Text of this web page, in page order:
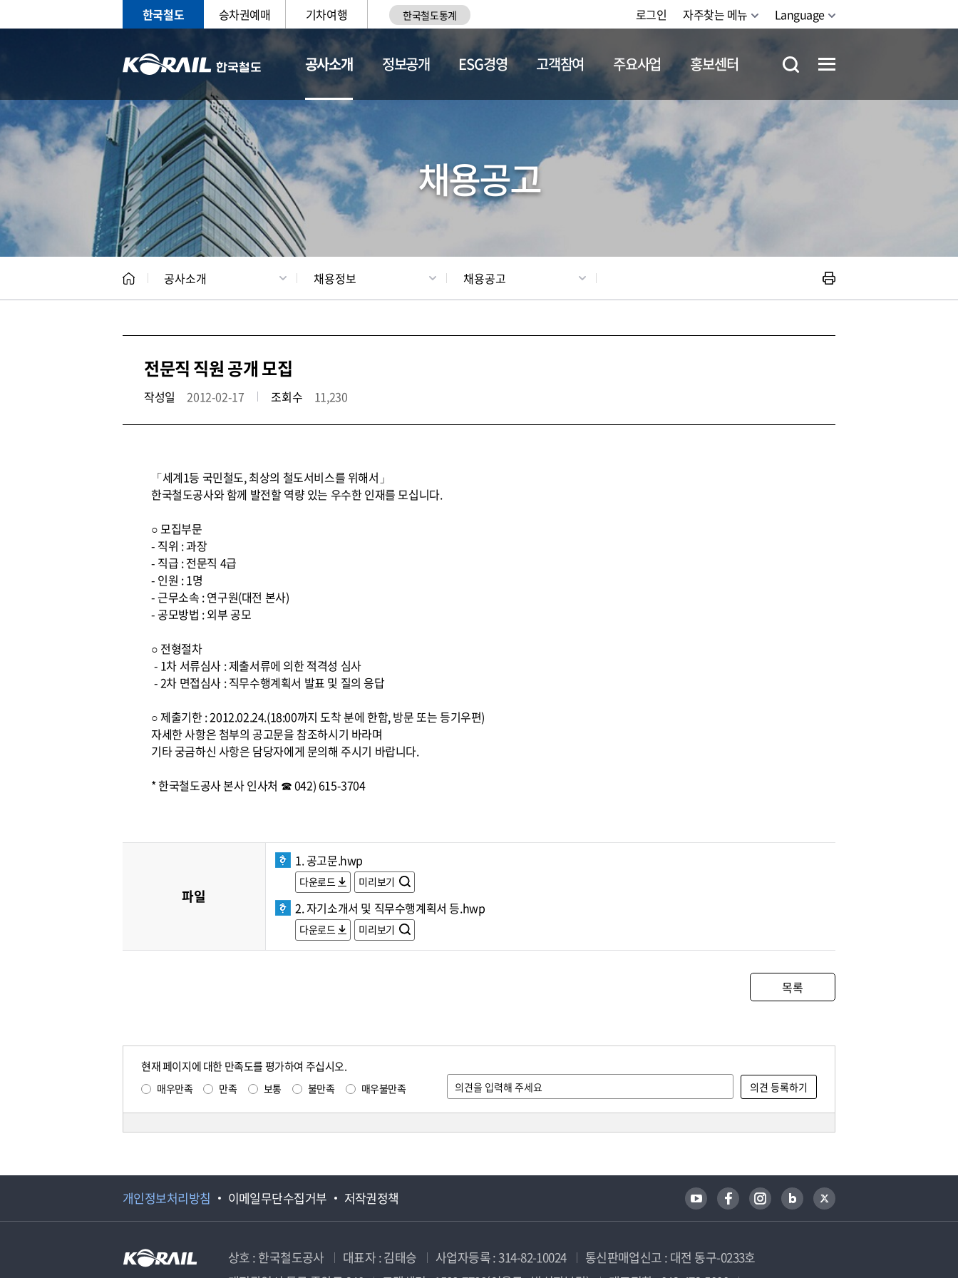
한국철도 승차권예매 기차여행 한국철도통계 로그인 자주찾는 메뉴 Language
공사소개
CEO 일반현황 채용정보
정보공개 ESG경영 고객참여 주요사업 홍보센터
채용공고
공사소개 채용정보 채용공고
전문직 직원 공개 모집
작성일 2012-02-17 조회수 11,230
「세계1등 국민철도, 최상의 철도서비스를 위해서」
한국철도공사와 함께 발전할 역량 있는 우수한 인재를 모십니다.
○ 모집부문
- 직위 : 과장
- 직급 : 전문직 4급
- 인원 : 1명
- 근무소속 : 연구원(대전 본사)
- 공모방법 : 외부 공모
○ 전형절차
- 1차 서류심사 : 제출서류에 의한 적격성 심사
- 2차 면접심사 : 직무수행계획서 발표 및 질의 응답
○ 제출기한 : 2012.02.24.(18:00까지 도착 분에 한함, 방문 또는 등기우편)
자세한 사항은 첨부의 공고문을 참조하시기 바라며
기타 궁금하신 사항은 담당자에게 문의해 주시기 바랍니다.
* 한국철도공사 본사 인사처 ☎ 042) 615-3704
파일
1. 공고문.hwp
다운로드 미리보기
2. 자기소개서 및 직무수행계획서 등.hwp
다운로드 미리보기
목록
현재 페이지에 대한 만족도를 평가하여 주십시오.
매우만족 만족 보통 불만족 매우불만족
개인정보처리방침 이메일무단수집거부 저작권정책
상호 : 한국철도공사 대표자 : 김태승 사업자등록 : 314-82-10024
통신판매업신고 : 대전 동구-0233호